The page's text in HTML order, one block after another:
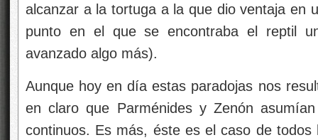
alcanzar a la tortuga a la que dio ventaja en
punto en el que se encontraba el reptil
avanzado algo más).
Aunque hoy en día estas paradojas nos
en claro que Parménides y Zenón
continuos. Es más, éste es el caso de todos